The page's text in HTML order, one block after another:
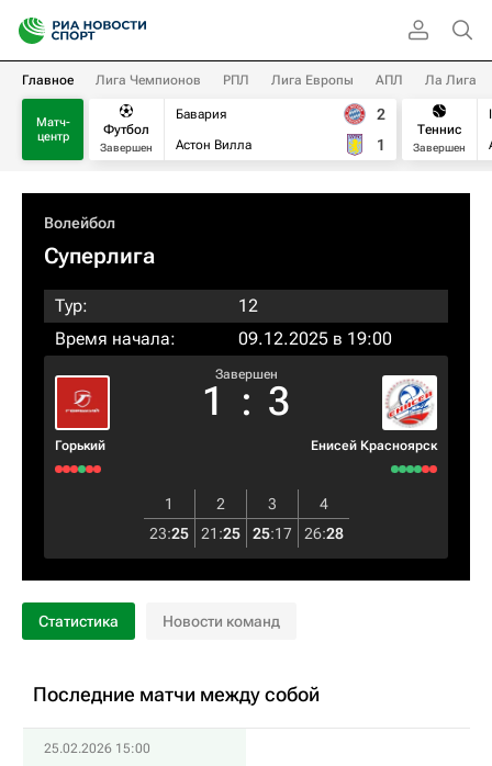
Главное Лига Чемпионов РПЛ Лига Европы АПЛ Ла Лига
Матч-
центр
Футбол
Завершен
Бавария
Астон Вилла
2
1
Теннис
Завершен
Волейбол
Суперлига
Тур:
12
Время начала:
09.12.2025 в 19:00
Горький
Завершен
1 : 3
Енисей Красноярск
1 2 3
4
23:25 21 :25 25:17 26:28
Статистика Новости команд
Последние матчи между собой
25.02.2026 15:00